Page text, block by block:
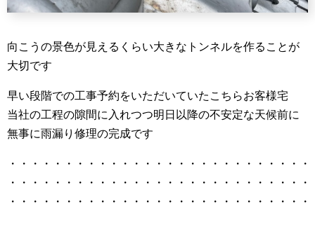
向こうの景色が見えるくらい大きなトンネルを作ることが
大切です
早い段階での工事予約をいただいていたこちらお客様宅
当社の工程の隙間に入れつつ明日以降の不安定な天候前に
無事に雨漏り修理の完成です
・・・・・・・・・・・・・・・・・・・・・・・・・・
・・・・・・・・・・・・・・・・・・・・・・・・・・
・・・・・・・・・・・・・・・・・・・・・・・・・・